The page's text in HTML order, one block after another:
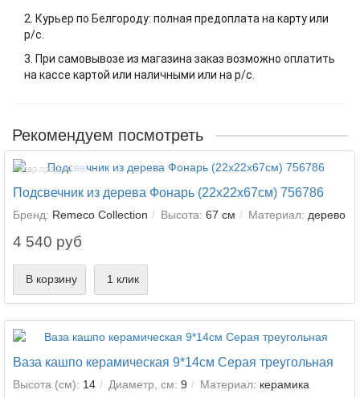
2. Курьер по Белгороду: полная предоплата на карту или
р/с.
3. При самовывозе из магазина заказ возможно оплатить
на кассе картой или наличными или на р/с.
Рекомендуем посмотреть
Лидер продаж!
Подсвечник из дерева Фонарь (22х22х67см) 756786
Бренд: Remeco Collection Высота: 67 см Материал: дерево
4 540 руб
В корзину 1 клик
Ваза кашпо керамическая 9*14см Серая треугольная
Высота (см): 14 Диаметр, см: 9 Материал: керамика